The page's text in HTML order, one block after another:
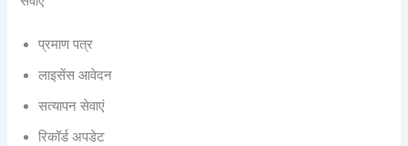
प्रमाण पत्र
लाइसेंस आवेदन
सत्यापन सेवाएं
रिकॉर्ड अपडेट